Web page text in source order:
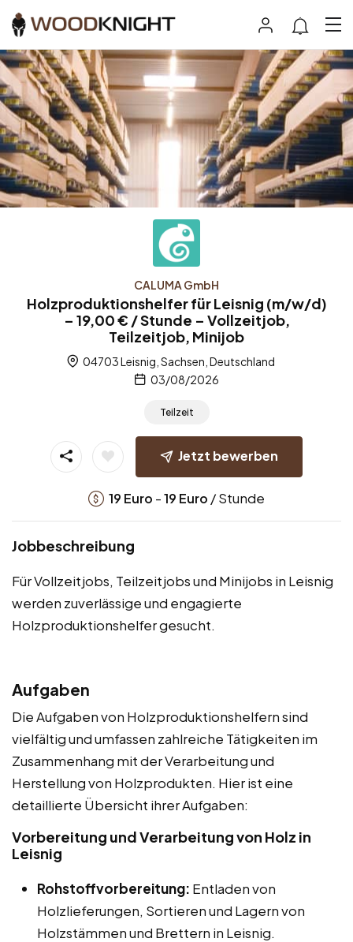
CALUMA GmbH
Holzproduktionshelfer für Leisnig (m/w/d)
– 19,00 € / Stunde – Vollzeitjob,
Teilzeitjob, Minijob
04703 Leisnig, Sachsen, Deutschland
03/08/2026
Teilzeit
Jetzt bewerben
19 Euro -19 Euro / Stunde
Jobbeschreibung
Für Vollzeitjobs, Teilzeitjobs und Minijobs in Leisnig
werden zuverlässige und engagierte
Holzproduktionshelfer gesucht.
Aufgaben
Die Aufgaben von Holzproduktionshelfern sind
vielfältig und umfassen zahlreiche Tätigkeiten im
Zusammenhang mit der Verarbeitung und
Herstellung von Holzprodukten. Hier ist eine
detaillierte Übersicht ihrer Aufgaben:
Vorbereitung und Verarbeitung von Holz in
Leisnig
Rohstoffvorbereitung: Entladen von
Holzlieferungen, Sortieren und Lagern von
Holzstämmen und Brettern in Leisnig.